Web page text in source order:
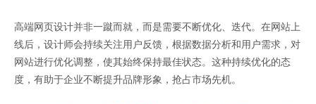
高端网页设计并非一蹴而就，而是需要不断优化、迭代。在网站上
线后，设计师会持续关注用户反馈，根据数据分析和用户需求，对
网站进行优化调整，使其始终保持最佳状态。这种持续优化的态
度，有助于企业不断提升品牌形象，抢占市场先机。